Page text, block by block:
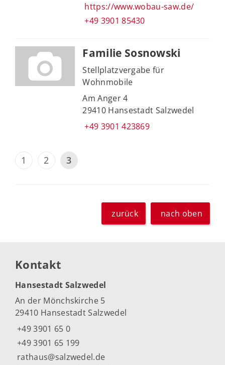
https://www.wobau-saw.de/
+49 3901 85430
Familie Sosnowski
Stellplatzvergabe für
Wohnmobile
Am Anger 4
29410 Hansestadt Salzwedel
+49 3901 423869
1 2 3
zurück nach oben
Kontakt
Hansestadt Salzwedel
An der Mönchskirche 5
29410 Hansestadt Salzwedel
+49 3901 65 0
+49 3901 65 199
rathaus@salzwedel.de